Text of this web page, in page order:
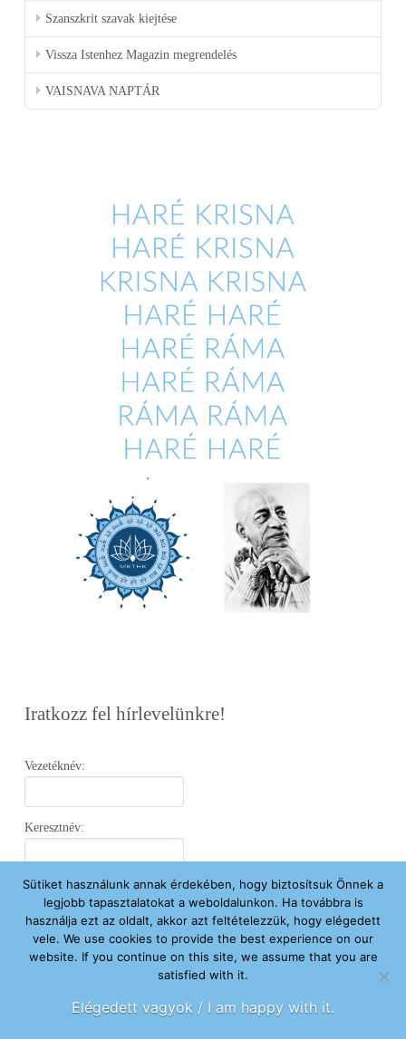
Szanszkrit szavak kiejtése
Vissza Istenhez Magazin megrendelés
VAISNAVA NAPTÁR
Iratkozz fel hírlevelünkre!
Vezetéknév:
Keresztnév:
Email:
Elfogadom az Adatvédelmi Nyilatkozatot.
Sütiket használunk annak érdekében, hogy biztosítsuk Önnek a
legjobb tapasztalatokat a weboldalunkon. Ha továbbra is
használja ezt az oldalt, akkor azt feltételezzük, hogy elégedett
vele. We use cookies to provide the best experience on our
website. If you continue on this site, we assume that you are
satisfied with it.
Elégedett vagyok / I am happy with it.